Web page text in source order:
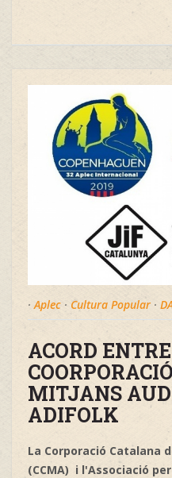
·Aplec · Cultura Popular ·
ACORD
MITJANS
ADIFOLK
La Corporació Catalana
(CCMA) i l'Associació